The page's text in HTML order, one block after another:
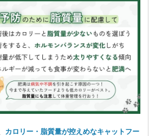
カロリー・脂質量が控えめなキャットフー